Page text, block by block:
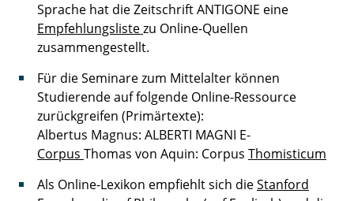
Sprache hat die Zeitschrift ANTIGONE eine
Empfehlungslistezu Online-Quellen
zusammengestellt.
Für die Seminare zum Mittelalter können
Studierende auf folgende Online-Ressource
zurückgreifen (Primärtexte):
Albertus Magnus: ALBERTI MAGNI E-
Corpus Thomas von Aquin: Corpus Thomisticum
Als Online-Lexikon empfiehlt sich dieStanford